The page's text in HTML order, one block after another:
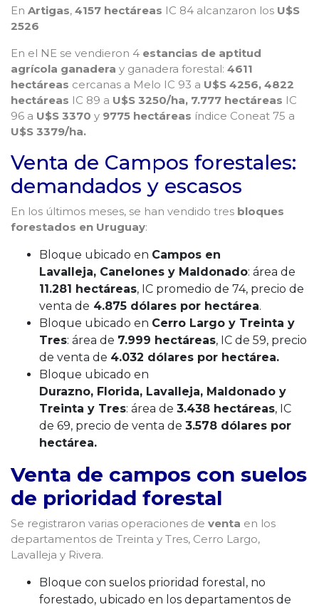
En Artigas, 4157 hectáreas IC 84 alcanzaron los U$S
2526
En el NE se vendieron 4 estancias de aptitud
agrícola ganadera y ganadera forestal: 4611
hectáreas cercanas a Melo IC 93 a U$S 4256, 4822
hectáreas IC 89 a U$S 3250/ha, 7.777 hectáreas IC
96 a U$S 3370 y 9775 hectáreas índice Coneat 75 a
U$S 3379/ha.
Venta de Campos forestales:
demandados y escasos
En los últimos meses, se han vendido tres bloques
forestados en Uruguay:
Bloque ubicado en Campos en
Lavalleja, Canelones y Maldonado: área de
11.281 hectáreas, IC promedio de 74, precio de
venta de 4.875 dólares por hectárea.
Bloque ubicado en Cerro Largo y Treinta y
Tres: área de 7.999 hectáreas, IC de 59, precio
de venta de 4.032 dólares por hectárea.
Bloque ubicado en
Durazno, Florida, Lavalleja, Maldonado y
Treinta y Tres: área de 3.438 hectáreas, IC
de 69, precio de venta de 3.578 dólares por
hectárea.
Venta de campos con suelos
de prioridad forestal
Se registraron varias operaciones de venta en los
departamentos de Treinta y Tres, Cerro Largo,
Lavalleja y Rivera.
Bloque con suelos prioridad forestal, no
forestado, ubicado en los departamentos de